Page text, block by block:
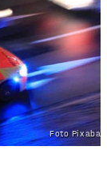
Foto